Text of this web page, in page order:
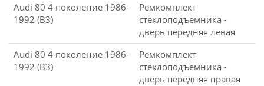
Audi 80 4 поколение 1986-
1992 (B3)
Ремкомплект
стеклоподъемника -
дверь передняя левая
Audi 80 4 поколение 1986-
1992 (B3)
Ремкомплект
стеклоподъемника -
дверь передняя правая